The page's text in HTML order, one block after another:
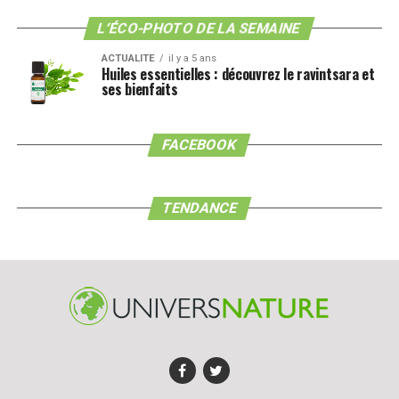
personnels qui se trouvent dans votre logement :
ou encore vêtements ou sacs à main… A noter qu’il vaut
mieux surestimer et être bien couvert, plutôt que de
conseil supplémentaire : conservez les justificatifs
d’achat et des photos de vos biens en cas de sinistre.
Comptabilisez les pièces de votre logement
sont pas comptabilisées, à la différence des combles
transformés en mezzanine ou en pièces à vivre. En
m2 peut être considérée comme constituant 2 pièces.
L’ÉCO-PHOTO DE LA SEMAINE
ACTUALITE il y a 5 ans
Huiles essentielles : découvrez le ravintsara et
ses bienfaits
FACEBOOK
TENDANCE